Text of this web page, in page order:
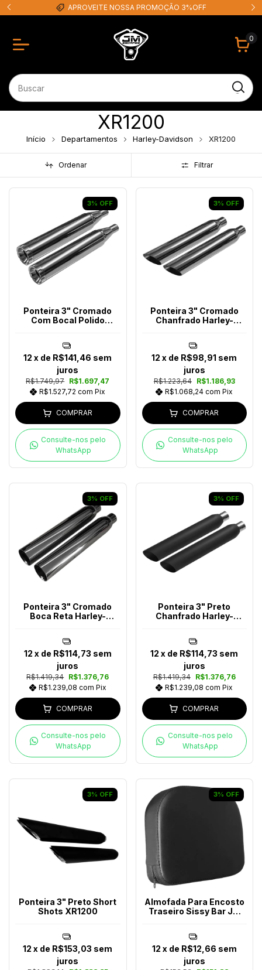
APROVEITE NOSSA PROMOÇÃO 3%OFF
0
XR1200
Início Departamentos Harley-Davidson XR1200
Ordenar Filtrar
3% OFF
Ponteira 3" Cromado
Com Bocal Polido
R$1.749,97 R$1.697,47
R$1.527,72com Pix
12 x de R$141,46 sem
juros
COMPRAR
Consulte-nos pelo
WhatsApp
3% OFF
Ponteira 3" Cromado
Chanfrado Harley-
R$1.223,64
R$1.186,93
R$1.068,24com Pix
12 x de R$98,91 sem
juros
COMPRAR
Consulte-nos pelo
WhatsApp
3% OFF
Ponteira 3" Cromado
Boca Reta Harley-
R$1.419,34 R$1.376,76
R$1.239,08 com Pix
12 x de R$114,73 sem
juros
COMPRAR
Consulte-nos pelo
WhatsApp
3% OFF
Ponteira 3" Preto
Chanfrado Harley-
R$1.419,34
R$1.376,76
R$1.239,08com Pix
12 x de R$114,73 sem
juros
COMPRAR
Consulte-nos pelo
WhatsApp
3% OFF
Ponteira 3" Preto Short
Shots XR1200
12 x de R$153,03 sem
juros
3% OFF
Almofada Para Encosto
Traseiro Sissy Bar JM
12 x de R$12,66 sem
juros